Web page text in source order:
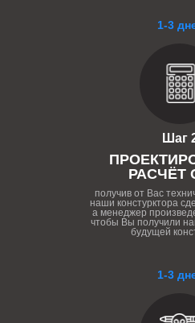
1-3
1-3
Шаг
РАСЧЁТ
получив от Вас
наши констурктора
а менеджер
чтобы Вы получили
будущей